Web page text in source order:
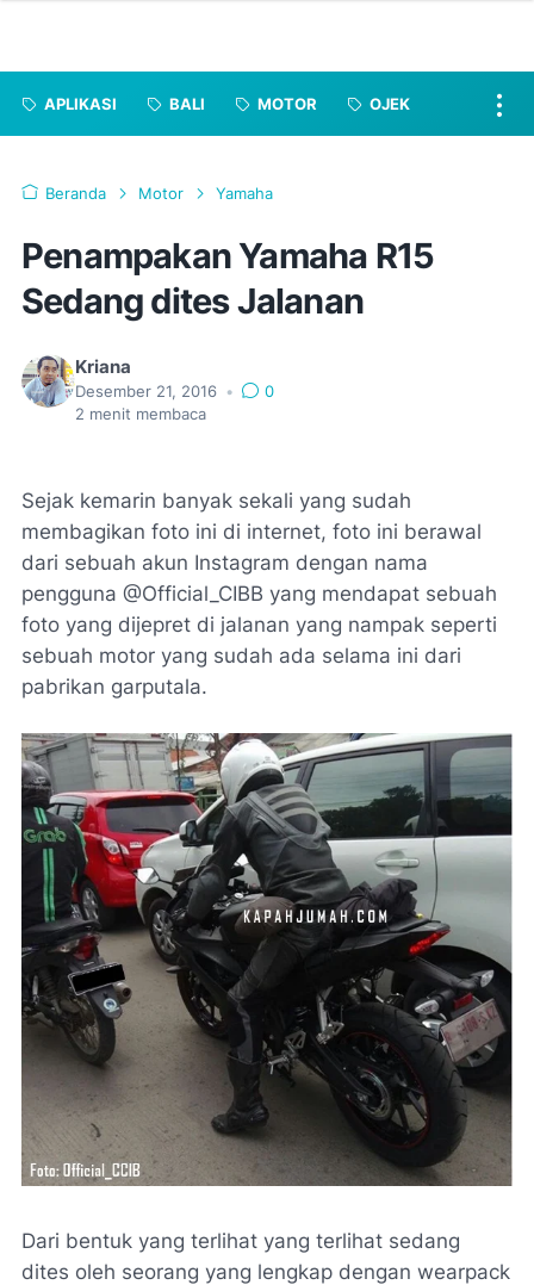
APLIKASI BALI MOTOR OJEK
Beranda Motor Yamaha
Penampakan Yamaha R15
Sedang dites Jalanan
Kriana
Desember 21, 2016 •
0
2 menit membaca
Sejak kemarin banyak sekali yang sudah
membagikan foto ini di internet, foto ini berawal
dari sebuah akun Instagram dengan nama
pengguna @Official_CIBB yang mendapat sebuah
foto yang dijepret di jalanan yang nampak seperti
sebuah motor yang sudah ada selama ini dari
pabrikan garputala.
Dari bentuk yang terlihat yang terlihat sedang
dites oleh seorang yang lengkap dengan wearpack